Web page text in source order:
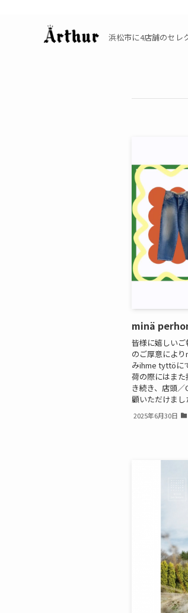
浜松市に4店舗のセレ
minä
皆様に嬉しい
のご厚意によ
みihme tyttöに
荷の際にはま
き続き、店頭／
顧いただけまし
2025年6月30日